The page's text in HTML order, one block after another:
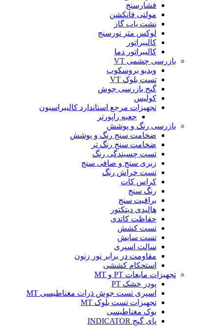
فشارسنج
مولتی فانکشن
نشت یاب گاز
لوکس متر نورسنج
کالیبراتور
کالیبراتور دما
بازرسی چشمی VT
ویدیو بروسکوپ
تست بلوک VT
گیج بازرسی جوش
کولیس
تجهیزات مرجع استاندارد کالیبراسیون
جعبه راپورتر
بازرسی رنگ و پوشش
ضخامت سنج رنگ و پوشش
ضخامت سنج رنگ تر
تست چسبندگی رنگ
زبری سنج و صافی سنج
تست خراش رنگ
کراس کات
رنگ سنج
براقیت سنج
هالیدی دیتکتور
حفاظت کاتدی
تست کشش
تست سایش
سالت اسپری
مقاومت در برابر نور زنون
استحکام کششی
تجهیزات مایعات PT و MT
پودر خشک PT
اسپری تست جوش ذرات مغناطیسی MT
تجهیزات تست بلوک MT
یوک مغناطیسی
پای گیج INDICATOR